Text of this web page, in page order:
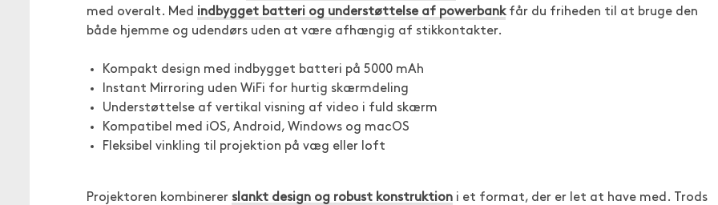
med overalt. Med indbygget batteri og understøttelse af powerbankfår du friheden til at bruge den
både hjemme og udendørs uden at være afhængig af stikkontakter.
Kompakt design med indbygget batteri på 5000 mAh
Instant Mirroring uden WiFi for hurtig skærmdeling
Understøttelse af vertikal visning af video i fuld skærm
Kompatibel med iOS, Android, Windows og macOS
Fleksibel vinkling til projektion på væg eller loft
Projektoren kombinerer slankt design og robust konstruktion i et format, der er let at have med. Trods